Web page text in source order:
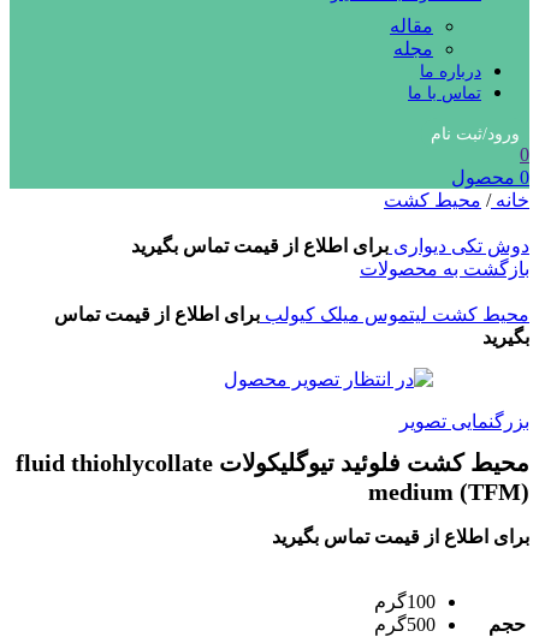
مقاله
مجله
درباره ما
تماس با ما
ورود/ثبت نام
0
0 محصول
خانه/ محیط کشت
دوش تکی دیواری برای اطلاع از قیمت تماس بگیرید
بازگشت به محصولات
محیط کشت لیتموس میلک کیولب برای اطلاع از قیمت تماس
بگیرید
بزرگنمایی تصویر
محیط کشت فلوئید تیوگلیکولات fluid thiohlycollate
medium (TFM)
برای اطلاع از قیمت تماس بگیرید
حجم
100گرم
500گرم